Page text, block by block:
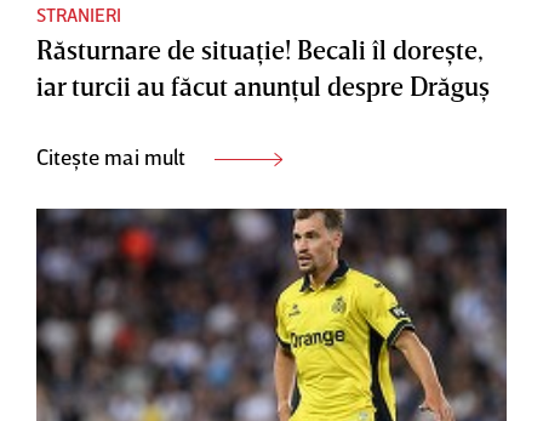
STRANIERI
Răsturnare de situaţie! Becali îl doreşte,
iar turcii au făcut anunţul despre Drăguş
Citește mai mult